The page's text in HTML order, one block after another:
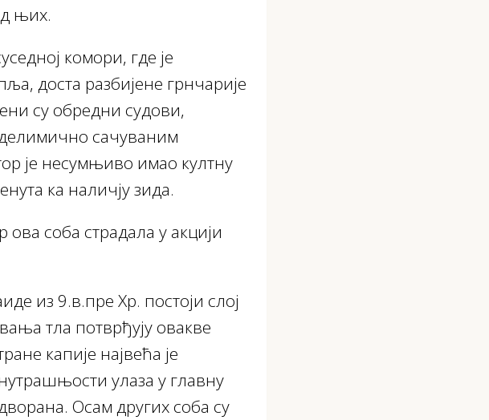
њих.
комори, где је
доста разбијене грнчарије
су обредни судови,
сачуваним
је несумњиво имао култну
ка наличју зида.
соба страдала у акцији
из 9.в.пре Хр. постоји слој
тла потврђују овакве
капије највећа је
улаза у главну
Осам других соба су